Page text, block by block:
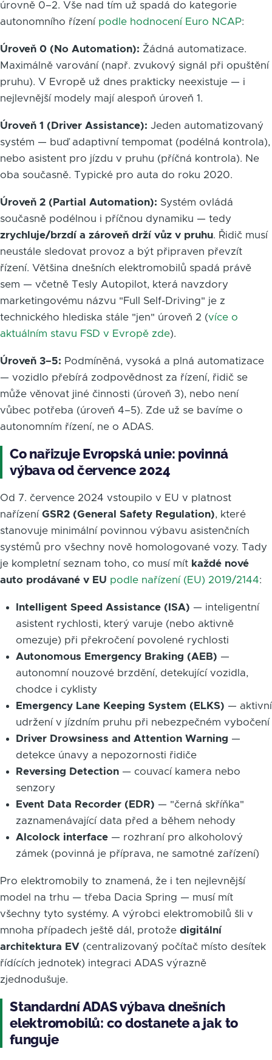
úrovně 0–2. Vše nad tím už spadá do kategorie
autonomního řízení podle hodnocení Euro NCAP:
Úroveň 0 (No Automation): Žádná automatizace.
Maximálně varování (např. zvukový signál při opuštění
pruhu). V Evropě už dnes prakticky neexistuje — i
nejlevnější modely mají alespoň úroveň 1.
Úroveň 1 (Driver Assistance): Jeden automatizovaný
systém — buď adaptivní tempomat (podélná kontrola),
nebo asistent pro jízdu v pruhu (příčná kontrola). Ne
oba současně. Typické pro auta do roku 2020.
Úroveň 2 (Partial Automation): Systém ovládá
současně podélnou i příčnou dynamiku — tedy
zrychluje/brzdí a zároveň drží vůz v pruhu. Řidič musí
neustále sledovat provoz a být připraven převzít
řízení. Většina dnešních elektromobilů spadá právě
sem — včetně Tesly Autopilot, která navzdory
marketingovému názvu "Full Self-Driving" je z
technického hlediska stále "jen" úroveň 2 (více o
aktuálním stavu FSD v Evropě zde).
Úroveň 3–5: Podmíněná, vysoká a plná automatizace
— vozidlo přebírá zodpovědnost za řízení, řidič se
může věnovat jiné činnosti (úroveň 3), nebo není
vůbec potřeba (úroveň 4–5). Zde už se bavíme o
autonomním řízení, ne o ADAS.
Co nařizuje Evropská unie: povinná
výbava od července 2024
Od 7. července 2024 vstoupilo v EU v platnost
nařízení GSR2 (General Safety Regulation), které
stanovuje minimální povinnou výbavu asistenčních
systémů pro všechny nově homologované vozy. Tady
je kompletní seznam toho, co musí mít každé nové
auto prodávané v EU podle nařízení (EU) 2019/2144:
Intelligent Speed Assistance (ISA) — inteligentní
asistent rychlosti, který varuje (nebo aktivně
omezuje) při překročení povolené rychlosti
Autonomous Emergency Braking (AEB) —
autonomní nouzové brzdění, detekující vozidla,
chodce i cyklisty
Emergency Lane Keeping System (ELKS) — aktivní
udržení v jízdním pruhu při nebezpečném vybočení
Driver Drowsiness and Attention Warning —
detekce únavy a nepozornosti řidiče
Reversing Detection— couvací kamera nebo
senzory
Event Data Recorder (EDR) — "černá skříňka"
zaznamenávající data před a během nehody
Alcolock interface— rozhraní pro alkoholový
zámek (povinná je příprava, ne samotné zařízení)
Pro elektromobily to znamená, že i ten nejlevnější
model na trhu — třeba Dacia Spring — musí mít
všechny tyto systémy. A výrobci elektromobilů šli v
mnoha případech ještě dál, protože digitální
architektura EV (centralizovaný počítač místo desítek
řídících jednotek) integraci ADAS výrazně
zjednodušuje.
Standardní ADAS výbava dnešních
elektromobilů: co dostanete a jak to
funguje